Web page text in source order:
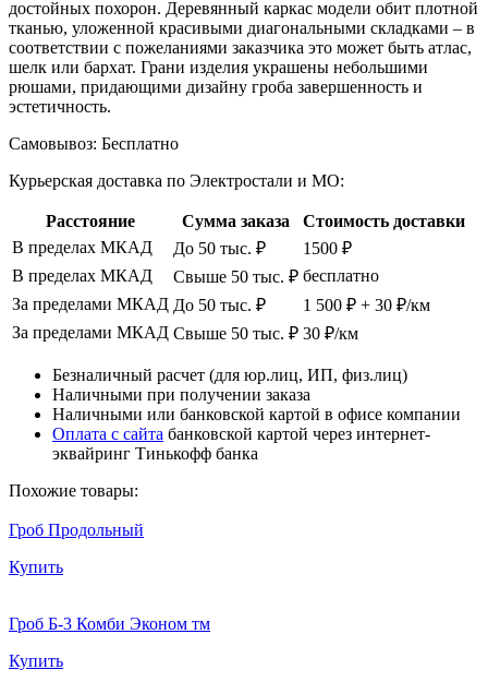
достойных похорон. Деревянный каркас модели обит плотной
тканью, уложенной красивыми диагональными складками – в
соответствии с пожеланиями заказчика это может быть атлас,
шелк или бархат. Грани изделия украшены небольшими
рюшами, придающими дизайну гроба завершенность и
эстетичность.
Самовывоз: Бесплатно
Курьерская доставка по Электростали и МО:
Расстояние Сумма заказа
Стоимость доставки
В пределах МКАД
До 50 тыс. ₽
1500 ₽
В пределах МКАД
Свыше 50 тыс. ₽ бесплатно
За пределами МКАД До 50 тыс. ₽
1 500 ₽ + 30 ₽/км
За пределами МКАД Свыше 50 тыс. ₽ 30 ₽/км
Безналичный расчет (для юр.лиц, ИП, физ.лиц)
Наличными при получении заказа
Наличными или банковской картой в офисе компании
Оплата с сайта банковской картой через интернет-
эквайринг Тинькофф банка
Похожие товары:
Гроб Продольный
Купить
Гроб Б-3 Комби Эконом тм
Купить